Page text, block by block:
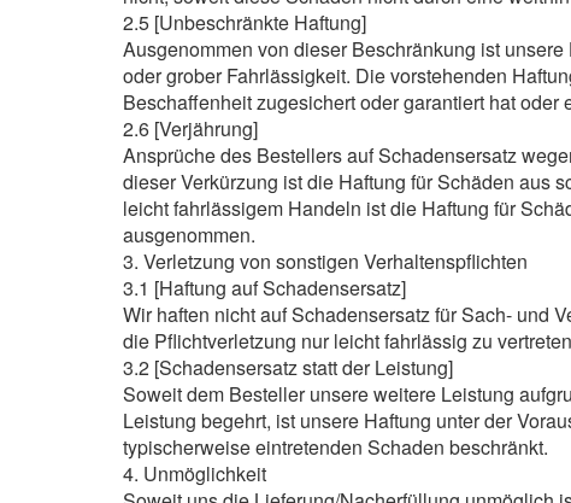
2.5 [Unbeschränkte Haftung]
Ausgenommen von dieser Beschränkung ist
oder grober Fahrlässigkeit. Die vorstehenden
Beschaffenheit zugesichert oder garantiert hat
2.6 [Verjährung]
Ansprüche des Bestellers auf Schadensersatz
dieser Verkürzung ist die Haftung für Schäden aus
leicht fahrlässigem Handeln ist die Haftung für
ausgenommen.
3. Verletzung von sonstigen Verhaltenspflichten
3.1 [Haftung auf Schadensersatz]
Wir haften nicht auf Schadensersatz für Sach- und
die Pflichtverletzung nur leicht fahrlässig zu
3.2 [Schadensersatz statt der Leistung]
Soweit dem Besteller unsere weitere Leistung
Leistung begehrt, ist unsere Haftung unter der
typischerweise eintretenden Schaden beschränkt.
4. Unmöglichkeit